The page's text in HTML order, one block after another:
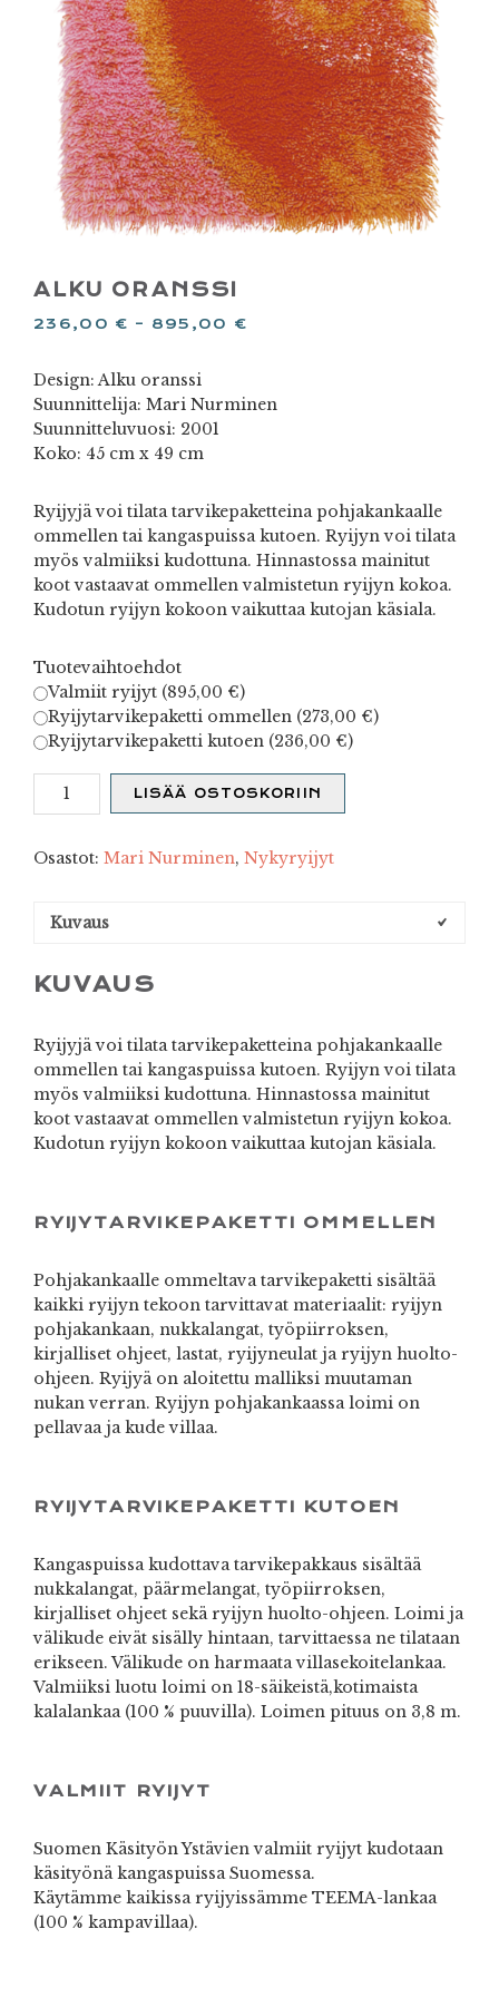
ALKU ORANSSI
236,00 € – 895,00 €
Design: Alku oranssi
Suunnittelija: Mari Nurminen
Suunnitteluvuosi: 2001
Koko: 45 cm x 49 cm
Ryijyjä voi tilata tarvikepaketteina pohjakankaalle
ommellen tai kangaspuissa kutoen. Ryijyn voi tilata
myös valmiiksi kudottuna. Hinnastossa mainitut
koot vastaavat ommellen valmistetun ryijyn kokoa.
Kudotun ryijyn kokoon vaikuttaa kutojan käsiala.
Tuotevaihtoehdot
Valmiit ryijyt (895,00 €)
Ryijytarvikepaketti ommellen (273,00 €)
Ryijytarvikepaketti kutoen (236,00 €)
Alku
oranssi
LISÄÄ OSTOSKORIIN
Osastot: Mari Nurminen, Nykyryijyt
Kuvaus
KUVAUS
Ryijyjä voi tilata tarvikepaketteina pohjakankaalle
ommellen tai kangaspuissa kutoen. Ryijyn voi tilata
myös valmiiksi kudottuna. Hinnastossa mainitut
koot vastaavat ommellen valmistetun ryijyn kokoa.
Kudotun ryijyn kokoon vaikuttaa kutojan käsiala.
RYIJYTARVIKEPAKETTI OMMELLEN
Pohjakankaalle ommeltava tarvikepaketti sisältää
kaikki ryijyn tekoon tarvittavat materiaalit: ryijyn
pohjakankaan, nukkalangat, työpiirroksen,
kirjalliset ohjeet, lastat, ryijyneulat ja ryijyn huolto-
ohjeen. Ryijyä on aloitettu malliksi muutaman
nukan verran. Ryijyn pohjakankaassa loimi on
pellavaa ja kude villaa.
RYIJYTARVIKEPAKETTI KUTOEN
Kangaspuissa kudottava tarvikepakkaus sisältää
nukkalangat, päärmelangat, työpiirroksen,
kirjalliset ohjeet sekä ryijyn huolto-ohjeen. Loimi ja
välikude eivät sisälly hintaan, tarvittaessa ne tilataan
erikseen. Välikude on harmaata villasekoitelankaa.
Valmiiksi luotu loimi on 18-säikeistä,kotimaista
kalalankaa (100 % puuvilla). Loimen pituus on 3,8 m.
VALMIIT RYIJYT
Suomen Käsityön Ystävien valmiit ryijyt kudotaan
käsityönä kangaspuissa Suomessa.
Käytämme kaikissa ryijyissämme TEEMA-lankaa
(100 % kampavillaa).